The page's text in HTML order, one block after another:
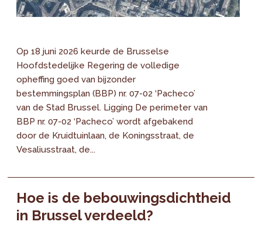
Op 18 juni 2026 keurde de Brusselse
Hoofdstedelijke Regering de volledige
opheffing goed van bijzonder
bestemmingsplan (BBP) nr. 07-02 ‘Pacheco’
van de Stad Brussel. Ligging De perimeter van
BBP nr. 07-02 ‘Pacheco’ wordt afgebakend
door de Kruidtuinlaan, de Koningsstraat, de
Vesaliusstraat, de...
Hoe is de bebouwingsdichtheid
in Brussel verdeeld?